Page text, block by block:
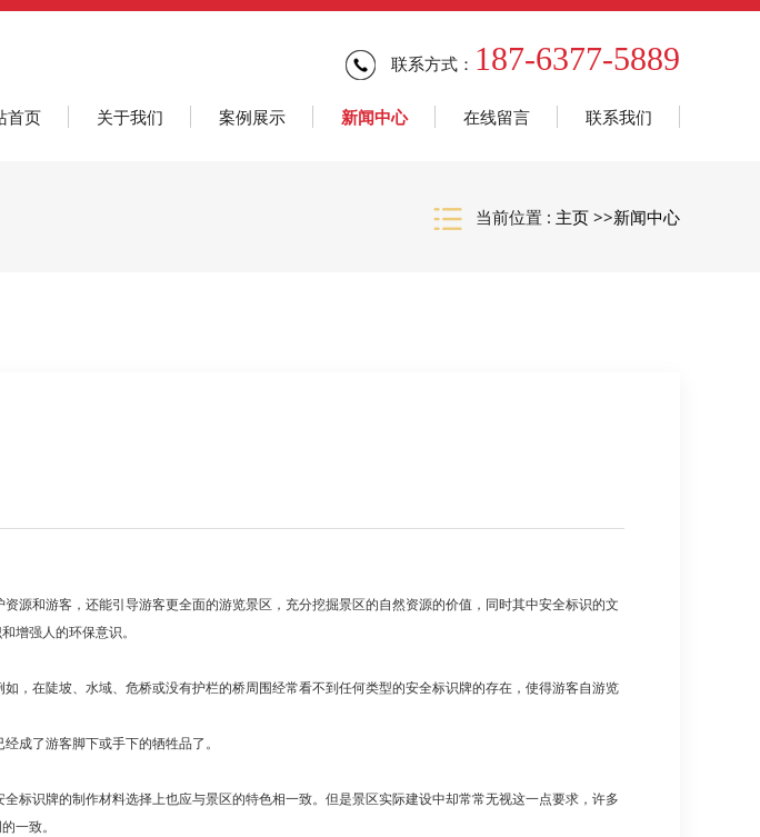
联系方式： 187-6377-5889
首页 关于我们 案例展示 新闻中心 在线留言 联系我们
当前位置 : 主页 >>新闻中心
和游客，还能引导游客更全面的游览景区，充分挖掘景区的自然资源的价值，同时其中安全标识的文
增强人的环保意识。
在陡坡、水域、危桥或没有护栏的桥周围经常看不到任何类型的安全标识牌的存在，使得游客自游览
成了游客脚下或手下的牺牲品了。
识牌的制作材料选择上也应与景区的特色相一致。但是景区实际建设中却常常无视这一点要求，许多
一致。